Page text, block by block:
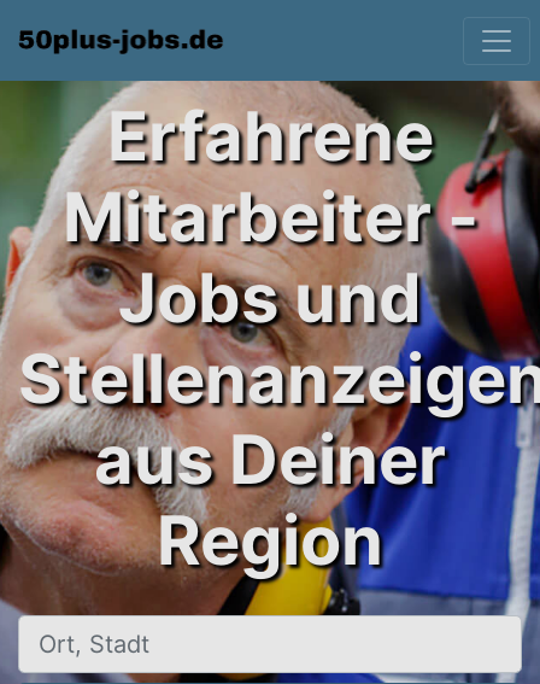
Erfahrene
Mitarbeiter -
Jobs und
aus Deiner
Region
Ort, Stadt